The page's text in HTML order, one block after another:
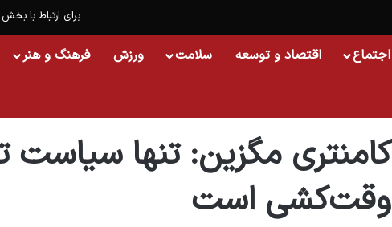
برای ارتباط با بخش
اجتماع اقتصاد و توسعه سلامت ورزش فرهنگ و هنر
کامنتری مگزین: تنها سیاست
وقت‌کشی است